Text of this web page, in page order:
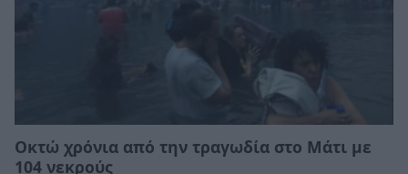
Οκτώ χρόνια από την τραγωδία στο Μάτι με
104 νεκρούς